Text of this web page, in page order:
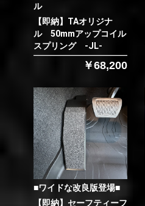
ル
【即納】TAオリジナ
ル 50mmアップコイル
スプリング -JL-
￥68,200
■ワイドな改良版登場■
【即納】セーフティーフ